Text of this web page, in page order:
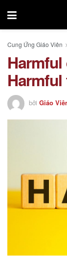
Cung Ứng Giáo Viên
bởi Giáo